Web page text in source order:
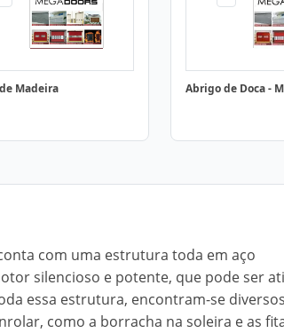
Madeira Abrigo de Doca -
com uma estrutura toda em aço
silencioso e potente, que pode ser
essa estrutura, encontram-se diversos
como a borracha na soleira e as